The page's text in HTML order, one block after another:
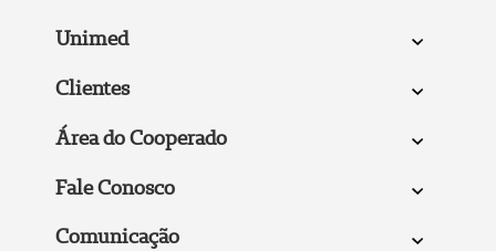
Unimed
Clientes
Área do Cooperado
Fale Conosco
Comunicação